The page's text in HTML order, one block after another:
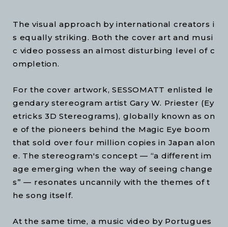
The visual approach by international creators i
s equally striking. Both the cover art and musi
c video possess an almost disturbing level of c
ompletion.
For the cover artwork, SESSOMATT enlisted le
gendary stereogram artist Gary W. Priester (Ey
etricks 3D Stereograms), globally known as on
e of the pioneers behind the Magic Eye boom
that sold over four million copies in Japan alon
e. The stereogram's concept — “a different im
age emerging when the way of seeing change
s” — resonates uncannily with the themes of t
he song itself.
At the same time, a music video by Portugues